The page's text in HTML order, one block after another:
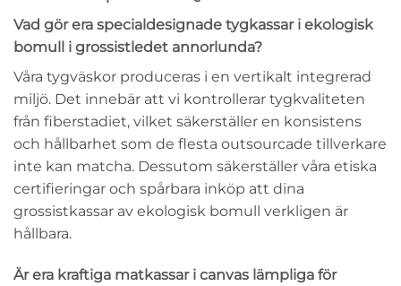
Vad gör era specialdesignade tygkassar i ekologisk
bomull i grossistledet annorlunda?
Våra tygväskor produceras i en vertikalt integrerad
miljö. Det innebär att vi kontrollerar tygkvaliteten
från fiberstadiet, vilket säkerställer en konsistens
och hållbarhet som de flesta outsourcade tillverkare
inte kan matcha. Dessutom säkerställer våra etiska
certifieringar och spårbara inköp att dina
grossistkassar av ekologisk bomull verkligen är
hållbara.
Är era kraftiga matkassar i canvas lämpliga för